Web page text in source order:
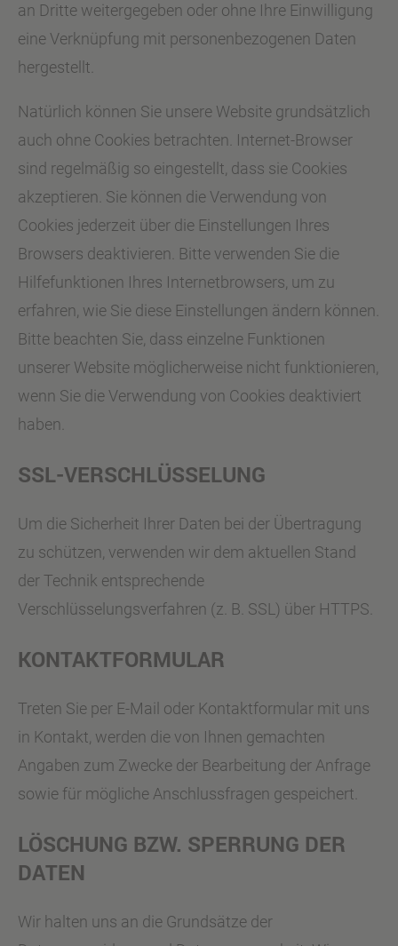
an Dritte weitergegeben oder ohne Ihre Einwilligung
eine Verknüpfung mit personenbezogenen Daten
hergestellt.
Natürlich können Sie unsere Website grundsätzlich
auch ohne Cookies betrachten. Internet-Browser
sind regelmäßig so eingestellt, dass sie Cookies
akzeptieren. Sie können die Verwendung von
Cookies jederzeit über die Einstellungen Ihres
Browsers deaktivieren. Bitte verwenden Sie die
Hilfefunktionen Ihres Internetbrowsers, um zu
erfahren, wie Sie diese Einstellungen ändern können.
Bitte beachten Sie, dass einzelne Funktionen
unserer Website möglicherweise nicht funktionieren,
wenn Sie die Verwendung von Cookies deaktiviert
haben.
SSL-VERSCHLÜSSELUNG
Um die Sicherheit Ihrer Daten bei der Übertragung
zu schützen, verwenden wir dem aktuellen Stand
der Technik entsprechende
Verschlüsselungsverfahren (z. B. SSL) über HTTPS.
KONTAKTFORMULAR
Treten Sie per E-Mail oder Kontaktformular mit uns
in Kontakt, werden die von Ihnen gemachten
Angaben zum Zwecke der Bearbeitung der Anfrage
sowie für mögliche Anschlussfragen gespeichert.
LÖSCHUNG BZW. SPERRUNG DER
DATEN
Wir halten uns an die Grundsätze der